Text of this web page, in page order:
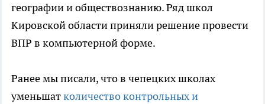
географии и обществознанию. Ряд школ
Кировской области приняли решение провести
ВПР в компьютерной форме.
Ранее мы писали, что в чепецких школах
уменьшатколичество контрольных и